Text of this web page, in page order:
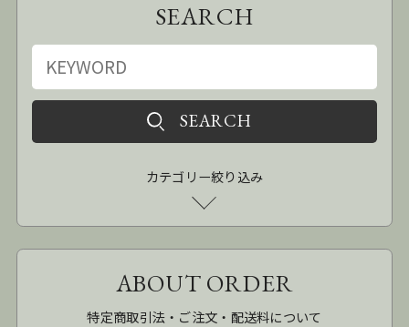
SEARCH
カテゴリー絞り込み
ABOUT ORDER
特定商取引法・ご注文・配送料について